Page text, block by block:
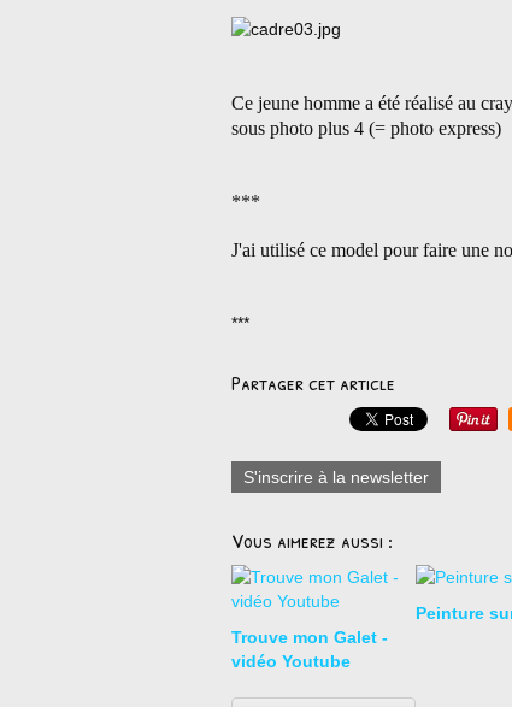
Ce jeune homme a été réalisé au
sous photo plus 4 (= photo express)
***
J'ai utilisé ce model pour faire une
***
Partager cet article
S'inscrire à la newsletter
Vous aimerez aussi :
Trouve mon Galet -
vidéo Youtube
Peinture